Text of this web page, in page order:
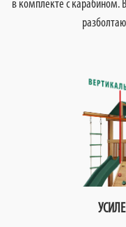
в комплекте с карабином.